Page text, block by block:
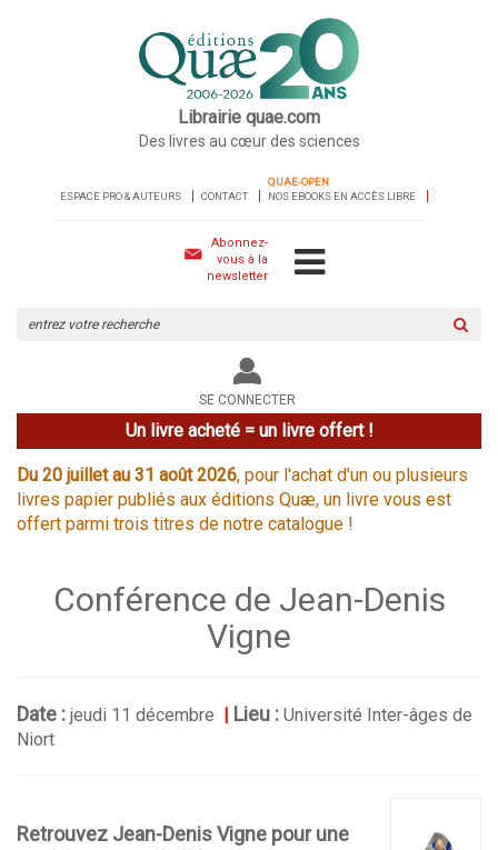
Librairie quae.com
Des livres au cœur des sciences
ESPACE PRO & AUTEURS CONTACT
QUAE-OPEN
NOS EBOOKS EN ACCÈS LIBRE
Abonnez-
vous à la
newsletter
le
site
SE CONNECTER
Un livre acheté = un livre offert !
Du 20 juillet au 31 août 2026, pour l'achat d'un ou plusieurs
livres papier publiés aux éditions Quæ, un livre vous est
offert parmi trois titres de notre catalogue !
Conférence de Jean-Denis
Vigne
Date : jeudi 11 décembre | Lieu : Université Inter-âges de
Niort
Retrouvez Jean-Denis Vigne pour une